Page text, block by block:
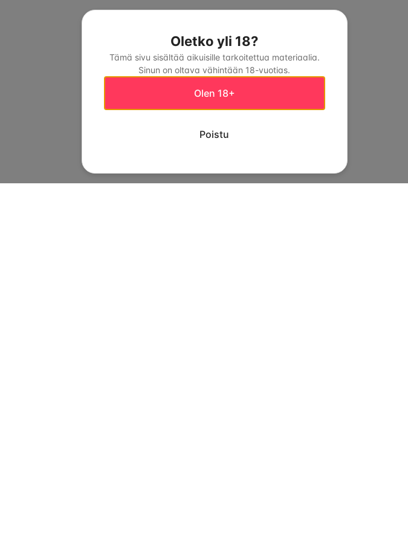
Oletko yli 18?
Tämä sivu sisältää aikuisille tarkoitettua materiaalia.
Sinun on oltava vähintään 18-vuotias.
Olen 18+
Poistu